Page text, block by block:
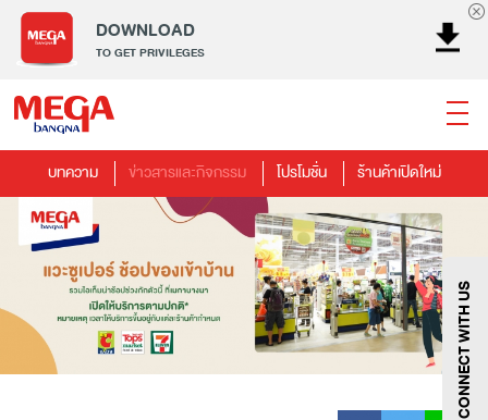
DOWNLOAD
TO GET PRIVILEGES
ธนาคาร ร้านอาหาร เอ็นเตอร์เทนเม้นท์
แฟชั่น
เครื่องประดับ
การตกแต่งบ้าน แม่และเด็ก
ไลฟ์สไตล์
บริการ
เมกา สมาร์ท คิดส์ กีฬา
ซูเปอร์มาร์เก็ต
แกดเจ็ตและเทคโนโลยี
สุขภาพและความงาม CONNECT WITH US
บทความ ข่าวสารและกิจกรรม โปรโมชั่น ร้านค้าเปิดใหม่